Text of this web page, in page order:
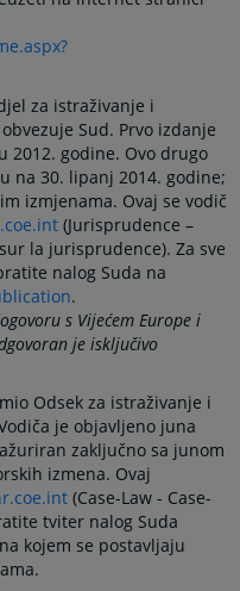
za istraživanje i
Sud. Prvo izdanje
2012. godine. Ovo drugo
na 30. lipanj 2014. godine;
izmjenama. Ovaj se vodič
(Jurisprudence –
la jurisprudence). Za sve
nalog Suda na
.
s Vijećem Europe i
je isključivo
Odsek za istraživanje i
je objavljeno juna
zaključno sa junom
izmena. Ovaj
(Case-Law - Case-
tviter nalog Suda
kojem se postavljaju